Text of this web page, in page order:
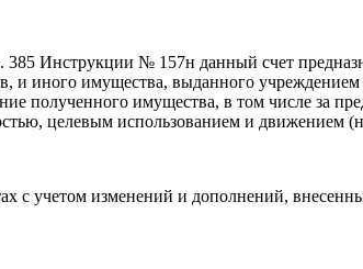
Инструкции № 157н данный счет
и иного имущества, выданного учреждением
полученного имущества, в том числе за
целевым использованием и движением
с учетом изменений и дополнений,